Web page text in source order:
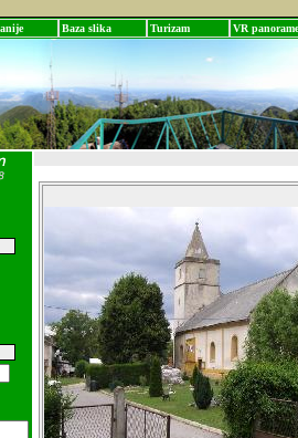
Baza slika Turizam VR panorame